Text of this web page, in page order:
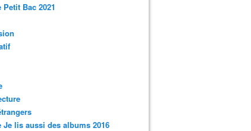
Bac 2021
Je lis aussi des albums 2016